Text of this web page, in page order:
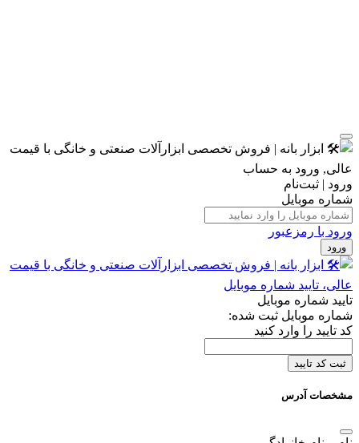
ورود | ثبت‌نام
شماره موبایل
ورود با رمزعبور
ورود
تایید شماره موبایل
شماره موبایل ثبت شده:
کد تایید را وارد کنید
ثبت کد تایید
مشخصات آدرس